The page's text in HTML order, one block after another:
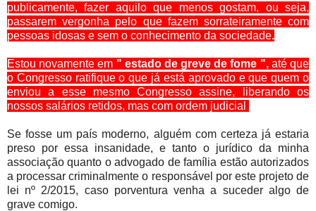
publicamente, fazer aquilo que menos gostam, ou seja,
passarem vergonha pelo que fazem sorrateiramente com
pessoas idosas e sem o conhecimento da sociedade.
Estou novamente em " estado de greve de fome ", até que
o Congresso ratifique o que já está aprovado e que quem o
enviou a esse mesmo Congresso assine, liberando os
nossos salários retidos, mas com ordem judicial .
Se fosse um país moderno, alguém com certeza já estaria
preso por essa insanidade, e tanto o jurídico da minha
associação quanto o advogado de família estão autorizados
a processar criminalmente o responsável por este projeto de
lei nº 2/2015, caso porventura venha a suceder algo de
grave comigo.